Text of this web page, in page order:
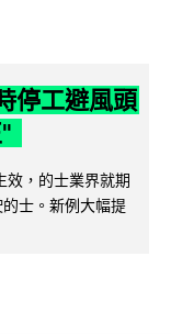
停工避風頭
效，的士業界就期
士。新例大幅提